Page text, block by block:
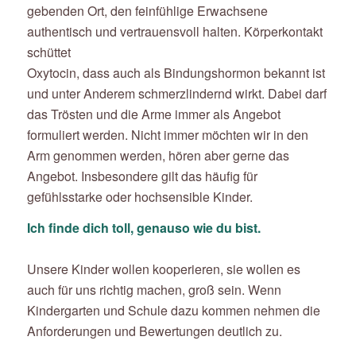
gebenden Ort, den feinfühlige Erwachsene
authentisch und vertrauensvoll halten. Körperkontakt
schüttet
Oxytocin, dass auch als Bindungshormon bekannt ist
und unter Anderem schmerzlindernd wirkt. Dabei darf
das Trösten und die Arme immer als Angebot
formuliert werden. Nicht immer möchten wir in den
Arm genommen werden, hören aber gerne das
Angebot. Insbesondere gilt das häufig für
gefühlsstarke oder hochsensible Kinder.
Ich finde dich toll, genauso wie du bist.
Unsere Kinder wollen kooperieren, sie wollen es
auch für uns richtig machen, groß sein. Wenn
Kindergarten und Schule dazu kommen nehmen die
Anforderungen und Bewertungen deutlich zu.